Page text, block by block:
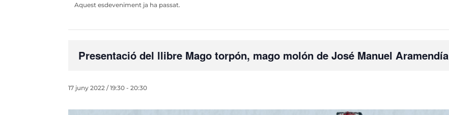
Aquest esdeveniment ja ha passat.
Presentació del llibre Mago torpón, mago molón de José Manuel Aramendía
17 juny 2022 / 19:30 -20:30